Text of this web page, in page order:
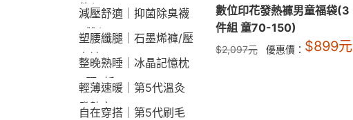
件$790
減壓舒適｜抑菌除臭襪
3雙$660
塑腰纖腿｜石墨烯褲/壓
力褲
整晚熟睡｜冰晶記憶枕
2顆9折
輕薄速暖｜第5代溫灸
發熱衣
自在穿搭｜第5代刷毛
數位印花發熱褲男童福袋(3
件組 童70-150)
$2,097元 優惠價： $899元